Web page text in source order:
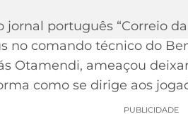
português “Correio
no comando técnico do
Otamendi, ameaçou
como se dirige aos
PUBLICIDADE